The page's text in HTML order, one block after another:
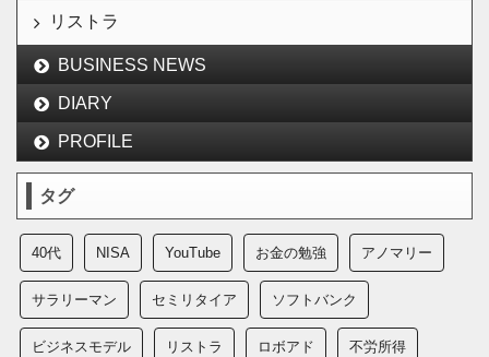
リストラ
BUSINESS NEWS
DIARY
PROFILE
タグ
40代 NISA YouTube お金の勉強 アノマリー
サラリーマン セミリタイア ソフトバンク
ビジネスモデル リストラ ロボアド 不労所得